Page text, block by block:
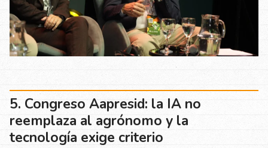
Congreso Aapresid: la IA no
reemplaza al agrónomo y la
tecnología exige criterio